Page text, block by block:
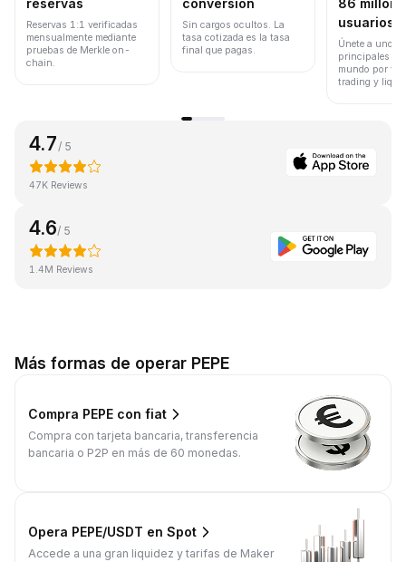
Reservas 1:1 verificadas
mensualmente mediante
pruebas de Merkle on-
chain.
Sin cargos ocultos. La
tasa cotizada es la tasa
final que pagas.
usuarios
Únete a uno
principales
mundo por
trading y
4.7 / 5
47K Reviews
4.6/ 5
1.4M Reviews
Más formas de operar PEPE
Compra PEPE con fiat
Compra con tarjeta bancaria, transferencia
bancaria o P2P en más de 60 monedas.
Opera PEPE/USDT en Spot
Accede a una gran liquidez y tarifas de Maker